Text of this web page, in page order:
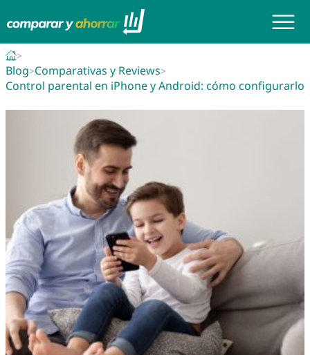
Blog Comparativas y Reviews
Control parental en iPhone y Android: cómo configurarlo